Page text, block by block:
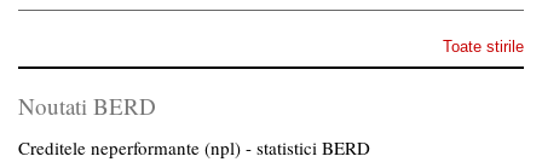
Toate stirile
Noutati BERD
Creditele neperformante (npl) - statistici BERD